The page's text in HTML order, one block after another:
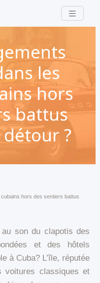
les
hors
battus
?
hors des sentiers battus
son du clapotis des
et des hôtels
à Cuba? L’île, réputée
voitures classiques et